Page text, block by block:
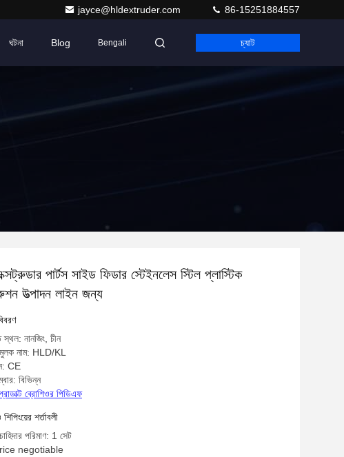
jayce@hldextruder.com 86-15251884557
ঘটনা Blog Bengali চ্যাট
পার্টস সাইড ফিডার স্টেইনলেস স্টিল প্লাস্টিক
উত্পাদন লাইন জন্য
নানজিং, চীন
নাম: HLD/KL
CE
বিভিন্ন
ব্রোশিওর পিডিএফ
শিপিংয়ের শর্তাবলী
পরিমাণ: 1 সেট
negotiable